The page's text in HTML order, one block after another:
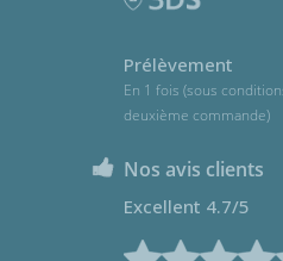
Prélèvement
En 1 fois (sous
deuxième commande)
Nos avis clients
Excellent 4.7/5